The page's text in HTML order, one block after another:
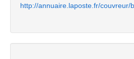
http://annuaire.laposte.fr/couvreur/